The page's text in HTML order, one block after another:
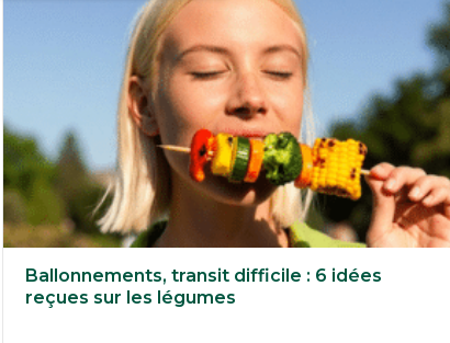
Ballonnements, transit difficile : 6 idées
reçues sur les légumes